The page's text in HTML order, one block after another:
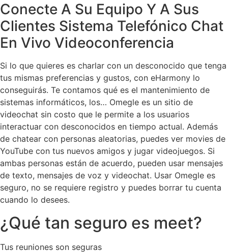
Conecte A Su Equipo Y A Sus
Clientes Sistema Telefónico Chat
En Vivo Videoconferencia
Si lo que quieres es charlar con un desconocido que tenga
tus mismas preferencias y gustos, con eHarmony lo
conseguirás. Te contamos qué es el mantenimiento de
sistemas informáticos, los… Omegle es un sitio de
videochat sin costo que le permite a los usuarios
interactuar con desconocidos en tiempo actual. Además
de chatear con personas aleatorias, puedes ver movies de
YouTube con tus nuevos amigos y jugar videojuegos. Si
ambas personas están de acuerdo, pueden usar mensajes
de texto, mensajes de voz y videochat. Usar Omegle es
seguro, no se requiere registro y puedes borrar tu cuenta
cuando lo desees.
¿Qué tan seguro es meet?
Tus reuniones son seguras